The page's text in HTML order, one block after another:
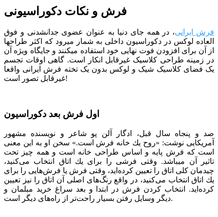
فرش و نکات دکوراسیونی
فرش ایرانی، در همه جای دنیا به عنوان عضوی جدانشدنی و فوق
العاده لوکس در دکوراسیون داخلی به شمار میرود که اکثر طراح­ها
از آن برای افزودن فوت نهایی خود استفاده می­کنند و جایگاه ویژه آن
در زمینه طراحی کلاسیک غیرقابل انکار است. گاهی اوقات تجسم
یک فضای کلاسیک شیک و لوکس بدون یک تخته فرش ایرانی واقعا
غیرقابل تصور است!
اول فرش بعد دکوراسیون
صد و پنجاه سال قبل، ادگار آلن پو شاعر و نویسنده مشهور
آمریکایی نوشت: «روح یك خانه فرش است.» سخن او به این معنی
است كه فرش پایه و اساس طراحی خانه است و همه چیز تحت
تاثیر آن می­باشد. وقتی فرشی را برای یك اتاق انتخاب می‌كنید،
چیدمان كلی اتاق را تعیین كرده‌اید، وقتی فرش یا فرش‌هایی را برای
یك اتاق انتخاب می‌كنید، در واقع رنگ‌های اصلی آن اتاق را نیز تعیین
كرده‌اید. انتخاب کردن فرش در ابتدا و بعد سراغ خرید مبلمان و
دیگر وسایل رفتن بسیار راحت‌تر از راه‌های دیگر است.